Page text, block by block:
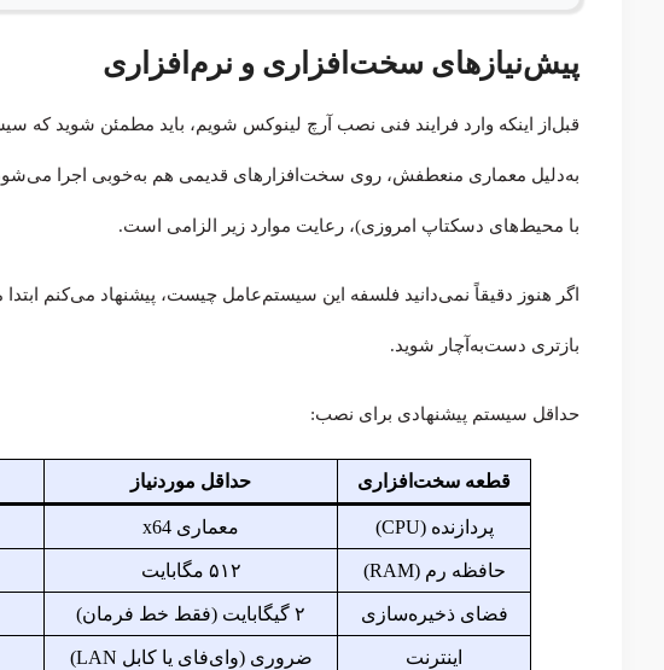
پیش‌نیازهای سخت‌افزاری و نرم‌افزاری
قبل‌از اینکه وارد فرایند فنی نصب آرچ لینوکس شویم، باید مطمئن شوید که
به‌دلیل معماری منعطفش، روی سخت‌افزارهای قدیمی هم به‌خوبی اجرا می‌شود،
با محیط‌های دسکتاپ امروزی)، رعایت موارد زیر الزامی است.
اگر هنوز دقیقاً نمی‌دانید فلسفه این سیستم‌عامل چیست، پیشنهاد می‌کنم ابتدا
بازتری دست‌به‌آچار شوید.
حداقل سیستم پیشنهادی برای نصب:
قطعه سخت‌افزاری حداقل موردنیاز
پردازنده (CPU) معماری x64
حافظه رم (RAM) ۵۱۲ مگابایت
فضای ذخیره‌سازی ۲ گیگابایت (فقط خط فرمان)
اینترنت ضروری (وای‌فای یا کابل LAN)